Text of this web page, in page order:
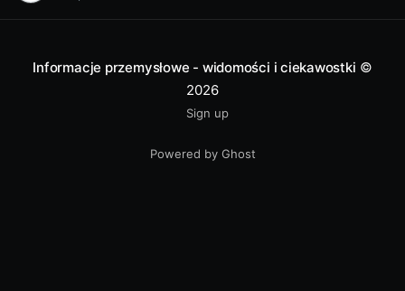
Przyjrzyjmy się niektórym elementom.
Informacje przemysłowe - widomości i ciekawostki ©
2026
Sign up
Powered by Ghost